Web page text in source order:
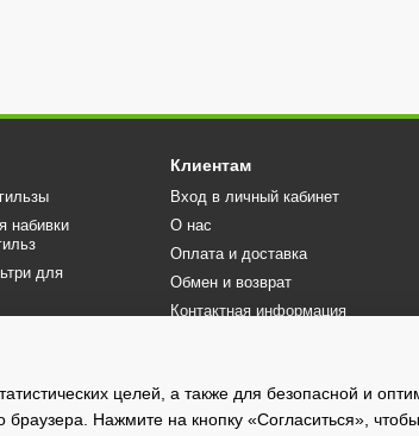
набивки
для
самокруток
Клиентам
Вход в личный кабинет
О нас
Оплата и доставка
Обмен и возврат
Контактная информация
Блог
целей, а также для безопасной и
Нажмите на кнопку «Согласиться»,